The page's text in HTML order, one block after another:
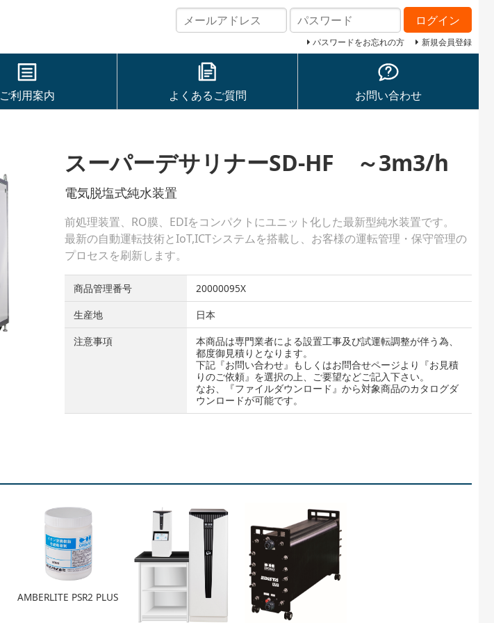
ログイン
パスワードをお忘れの方 新規会員登録
ご利用案内 よくあるご質問 お問い合わせ
スーパーデサリナーSD-HF ～3m3/h
電気脱塩式純水装置
前処理装置、RO膜、EDIをコンパクトにユニット化した最新型純水装置です。
最新の自動運転技術とIoT,ICTシステムを搭載し、お客様の運転管理・保守管理の
プロセスを刷新します。
商品管理番号
20000095X
生産地
日本
注意事項
本商品は専門業者による設置工事及び試運転調整が伴う為、
都度御見積りとなります。
下記『お問い合わせ』もしくはお問合せページより『お見積
りのご依頼』を選択の上、ご要望などご記入下さい。
なお、『ファイルダウンロード』から対象商品のカタログダ
ウンロードが可能です。
AMBERLITE PSR2 PLUS